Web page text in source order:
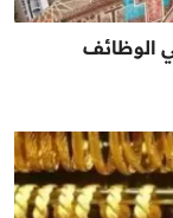
الوظائف